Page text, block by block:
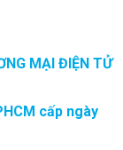
MẠI ĐIỆN TỬ
cấp ngày